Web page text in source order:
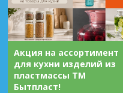
Акция на ассортимент
для кухни изделий из
пластмассы ТМ
Бытпласт!